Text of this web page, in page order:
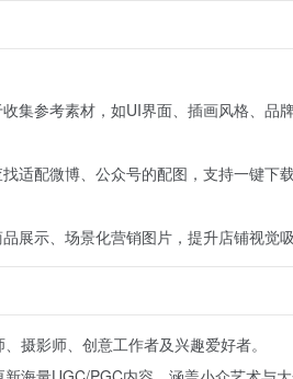
集参考素材，如UI界面、插画风格、品牌
适配微博、公众号的配图，支持一键下载
展示、场景化营销图片，提升店铺视觉吸
、摄影师、创意工作者及兴趣爱好者。